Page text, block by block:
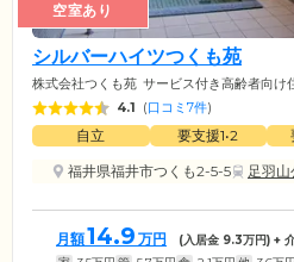
空室あり
シルバーハイツつくも苑
株式会社つくも苑 サービス付き高齢者向け
4.1 (口コミ7件)
自立 要支援1•2
福井県福井市つくも2-5-5
足羽
月額14.9 万円 (入居金 9.3万円) +